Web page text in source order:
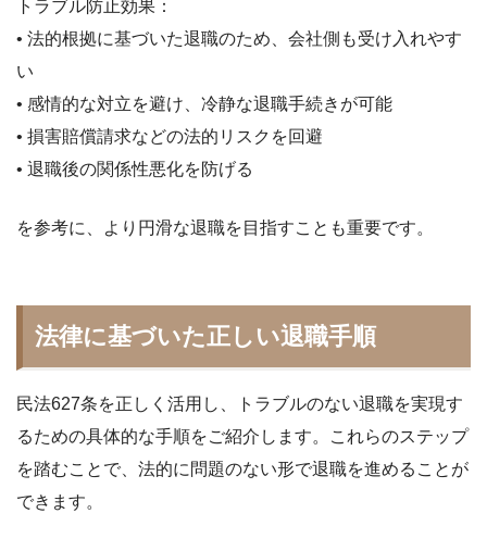
トラブル防止効果：
• 法的根拠に基づいた退職のため、会社側も受け入れやす
い
• 感情的な対立を避け、冷静な退職手続きが可能
• 損害賠償請求などの法的リスクを回避
• 退職後の関係性悪化を防げる
を参考に、より円滑な退職を目指すことも重要です。
法律に基づいた正しい退職手順
民法627条を正しく活用し、トラブルのない退職を実現す
るための具体的な手順をご紹介します。これらのステップ
を踏むことで、法的に問題のない形で退職を進めることが
できます。